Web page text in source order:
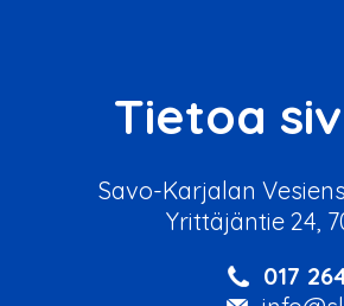
Tietoa
Savo-Karjalan
Yrittäjäntie 24,
017